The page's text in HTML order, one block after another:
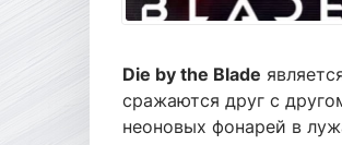
Die by the Blade
сражаются друг с
неоновых фонарей в